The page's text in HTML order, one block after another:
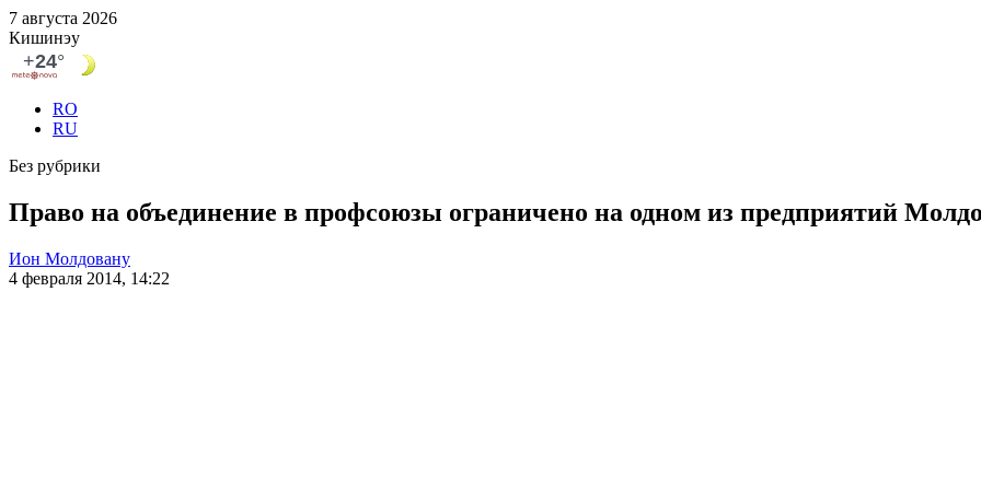
7 августа 2026
Кишинэу
RO
RU
Без рубрики
Право на объединение в профсоюзы ограничено на одном из предприятий
Ион Молдовану
4 февраля 2014, 14:22